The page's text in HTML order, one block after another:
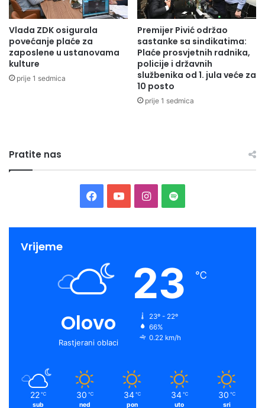
Vlada ZDK osigurala
povećanje plaće za
zaposlene u ustanovama
kulture
prije 1 sedmica
Premijer Pivić održao
sastanke sa sindikatima:
Plaće prosvjetnih radnika,
policije i državnih
službenika od 1. jula veće za
10 posto
prije 1 sedmica
Pratite nas
Facebook
YouTubeInstagram
Spotify
Vrijeme
Olovo
Rastjerani oblaci
23 ℃
23º - 22º
66%
0.22 km/h
22 ℃
sub
30 ℃
ned
34 ℃
pon
34 ℃
uto
30 ℃
sri